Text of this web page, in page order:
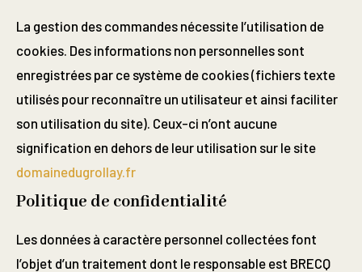
La gestion des commandes nécessite l’utilisation de
cookies. Des informations non personnelles sont
enregistrées par ce système de cookies (fichiers texte
utilisés pour reconnaître un utilisateur et ainsi faciliter
son utilisation du site). Ceux-ci n’ont aucune
signification en dehors de leur utilisation sur le site
domainedugrollay.fr
Politique de confidentialité
Les données à caractère personnel collectées font
l’objet d’un traitement dont le responsable est BRECQ